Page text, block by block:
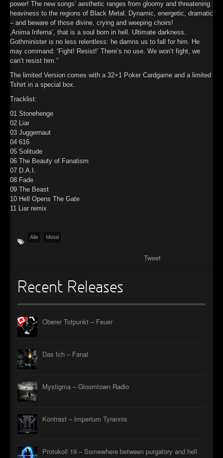
power! The new songs’ aesthetic ranges from gloomy and threatening
heaviness to the regions of Black Metal. Dynamic, energetic, dramatic
– and beware of those divine, crying and weeping choirs!
‚Anima Inferna’, that is a soul born in hell. Ultimate darkness.
Gothminister is no less relentless: he damns us to fall for him. He
may command: ‘Fight! Resist!’ There’s no use. We won’t fight, we
can’t resist him.”
The limited Version comes with a 32+1 Poker Cardgame and a limited
Tshirt in a special box.
Tracklist:
01 Stonehenge
02 Liar
03 Juggernaut
04 616
05 Solitude
06 The Beauty of Fanatism
07 D.A.I.
08 Fade
09 The Beast
10 Hell Opens The Gate
11 Liar remix
Alle Metal
Tweet
Recent Releases
Oberer Totpunkt – Feuer
Das Ich – Fanal
Mystigma – Gloomtown Radio
Kontrast – Imperium Tyrannis
Protokoll 19 – Somewhere between purgatory and hell